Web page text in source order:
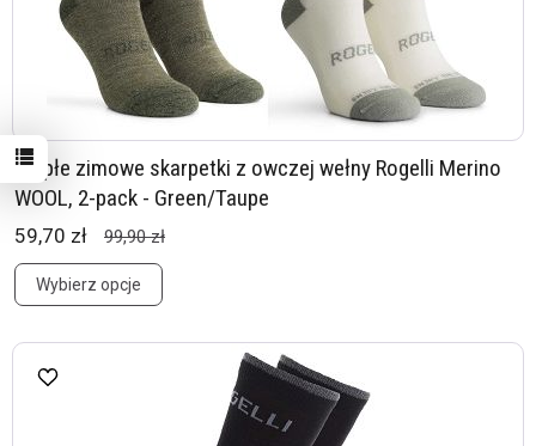
Ciepłe zimowe skarpetki z owczej wełny Rogelli Merino
WOOL, 2-pack - Green/Taupe
59,70 zł 99,90 zł
Wybierz opcje